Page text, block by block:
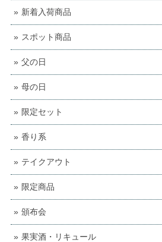
新着入荷商品
スポット商品
父の日
母の日
限定セット
香り系
テイクアウト
限定商品
頒布会
果実酒・リキュール